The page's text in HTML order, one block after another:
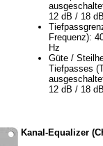
12 dB / 18
Frequenz):
Hz
Güte /
Tiefpasses
12 dB / 18
Kanal-Equalizer